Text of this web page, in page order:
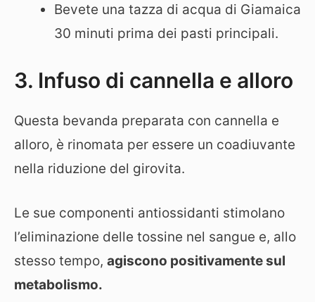
Bevete una tazza di acqua di Giamaica
30 minuti prima dei pasti principali.
3. Infuso di cannella e alloro
Questa bevanda preparata con cannella e
alloro, è rinomata per essere un coadiuvante
nella riduzione del girovita.
Le sue componenti antiossidanti stimolano
l’eliminazione delle tossine nel sangue e, allo
stesso tempo, agiscono positivamente sul
metabolismo.